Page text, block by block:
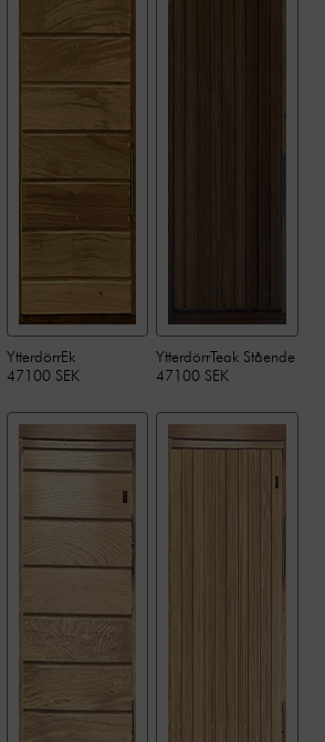
YtterdörrEk
47100 SEK
YtterdörrTeak Stående
47100 SEK